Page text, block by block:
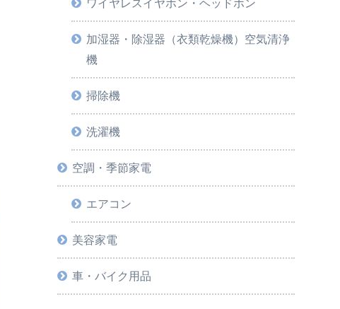
ワイヤレスイヤホン・ヘッドホン
加湿器・除湿器（衣類乾燥機）空気清浄
機
掃除機
洗濯機
空調・季節家電
エアコン
美容家電
車・バイク用品